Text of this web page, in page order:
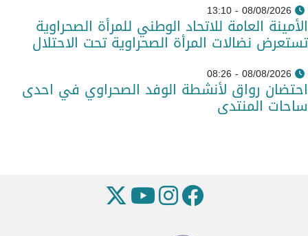
08/08/2026 - 13:10
الأمينة العامة للاتحاد الوطني للمرأة الصحراوية
تستعرض نضالات المرأة الصحراوية تحت الاحتلال
08/08/2026 - 08:26
احتضان رواق لأنشطة الوفد الصحراوي في احدى
ساحات المنتدى